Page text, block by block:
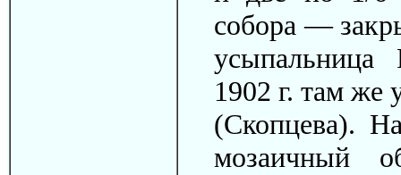
собора —
усыпальница
1902 г. там же
(Скопцева).
мозаичный